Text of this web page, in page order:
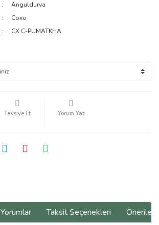
Anguldurva
Coxo
CX.C-PUMATKHA
Tavsiye Et Yorum Yaz
Yorumlar Taksit Seçenekleri